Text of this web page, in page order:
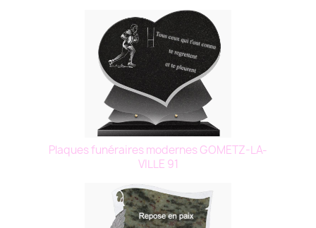
Plaques funéraires modernes GOMETZ-LA-
VILLE 91